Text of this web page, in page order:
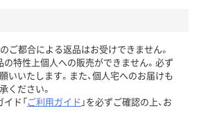
ご都合による返品はお受けできません。
特性上個人への販売ができません。必ず
いいたします。また、個人宅へのお届けも
ください。
ド「ご利用ガイド 」を必ずご確認の上、お